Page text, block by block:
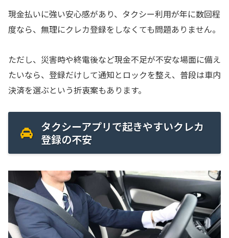
現金払いに強い安心感があり、タクシー利用が年に数回程
度なら、無理にクレカ登録をしなくても問題ありません。
ただし、災害時や終電後など現金不足が不安な場面に備え
たいなら、登録だけして通知とロックを整え、普段は車内
決済を選ぶという折衷案もあります。
タクシーアプリで起きやすいクレカ
登録の不安